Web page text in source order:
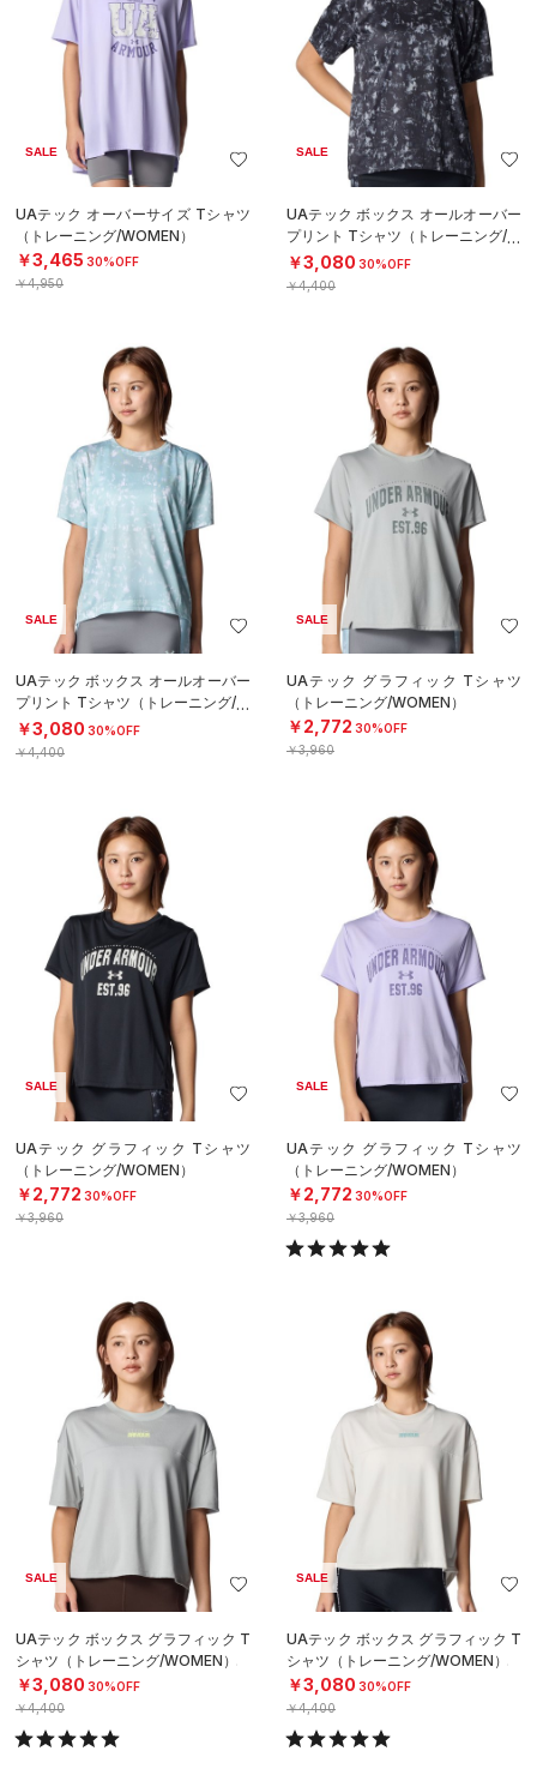
SALE
UAテック オーバーサイズ Tシャツ
（トレーニング/WOMEN）
￥3,465 30%OFF
￥4,950
SALE
UAテック ボックス オールオーバー
プリント Tシャツ（トレーニング/W
OMEN）
￥3,080 30%OFF
￥4,400
SALE
UAテック ボックス オールオーバー
プリント Tシャツ（トレーニング/W
OMEN）
￥3,080 30%OFF
￥4,400
SALE
UAテック グラフィック Tシャツ
（トレーニング/WOMEN）
￥2,772 30%OFF
￥3,960
SALE
UAテック グラフィック Tシャツ
（トレーニング/WOMEN）
￥2,772 30%OFF
￥3,960
SALE
UAテック グラフィック Tシャツ
（トレーニング/WOMEN）
￥2,772 30%OFF
￥3,960
SALE
UAテック ボックス グラフィック T
シャツ（トレーニング/WOMEN）
￥3,080 30%OFF
￥4,400
SALE
UAテック ボックス グラフィック T
シャツ（トレーニング/WOMEN）
￥3,080 30%OFF
￥4,400